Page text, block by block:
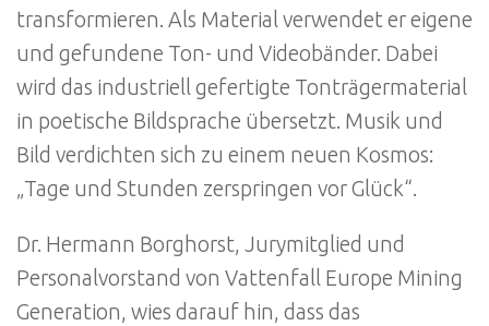
transformieren. Als Material verwendet er eigene
und gefundene Ton- und Videobänder. Dabei
wird das industriell gefertigte Tonträgermaterial
in poetische Bildsprache übersetzt. Musik und
Bild verdichten sich zu einem neuen Kosmos:
„Tage und Stunden zerspringen vor Glück“.
Dr. Hermann Borghorst, Jurymitglied und
Personalvorstand von Vattenfall Europe Mining
Generation, wies darauf hin, dass das